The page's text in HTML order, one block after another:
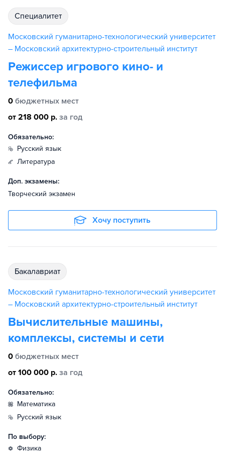
специалитет
Московский гуманитарно-технологический университет
– Московский архитектурно-строительный институт
Режиссер игрового кино- и
телефильма
0 бюджетных мест
от 218 000 р. за год
Обязательно:
русский язык
литература
Доп. экзамены:
Творческий экзамен
Хочу поступить
бакалавриат
Московский гуманитарно-технологический университет
– Московский архитектурно-строительный институт
Вычислительные машины,
комплексы, системы и сети
0 бюджетных мест
от 100 000 р. за год
Обязательно:
математика
русский язык
По выбору:
физика